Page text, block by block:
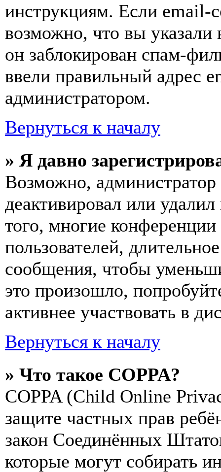
инструкциям. Если email-
возможно, что вы
он заблокирован спам-
ввели правильный адрес
администратором.
Вернуться к началу
» Я давно
Возможно,
деактивировал или
того, многие
пользователей,
сообщения, чтобы
это произошло,
активнее участвовать в
Вернуться к началу
» Что такое COPPA?
COPPA (Child Online
защите частных прав
закон Соединённых
которые могут собирать